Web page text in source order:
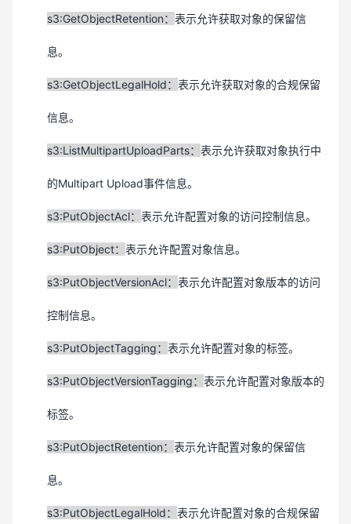
s3:GetObjectRetention： 表示允许获取对象的保留信
息。
s3:GetObjectLegalHold： 表示允许获取对象的合规保留
信息。
s3:ListMultipartUploadParts： 表示允许获取对象执行中
的Multipart Upload事件信息。
s3:PutObjectAcl： 表示允许配置对象的访问控制信息。
s3:PutObject： 表示允许配置对象信息。
s3:PutObjectVersionAcl： 表示允许配置对象版本的访问
控制信息。
s3:PutObjectTagging： 表示允许配置对象的标签。
s3:PutObjectVersionTagging： 表示允许配置对象版本的
标签。
s3:PutObjectRetention： 表示允许配置对象的保留信
息。
s3:PutObjectLegalHold： 表示允许配置对象的合规保留